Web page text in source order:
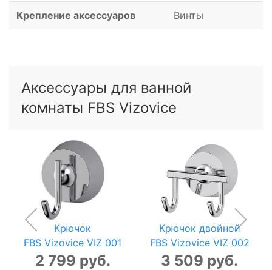
Крепление аксессуаров Винты
Аксессуары для ванной
комнаты FBS Vizovice
Крючок
FBS Vizovice VIZ 001
2 799 руб.
Крючок двойной
FBS Vizovice VIZ 002
3 509 руб.